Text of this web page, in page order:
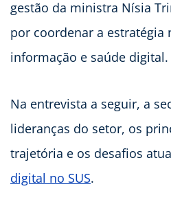
gestão da ministra Nísia
por coordenar a estratégia
informação e saúde digital.
Na entrevista a seguir, a
lideranças do setor, os
trajetória e os desafios
digital no SUS.